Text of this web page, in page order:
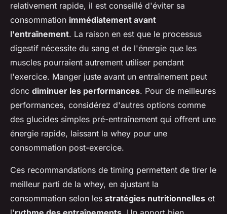
relativement rapide, il est conseillé d'éviter sa
consommation immédiatement avant
l'entraînement. La raison en est que le processus
digestif nécessite du sang et de l'énergie que les
muscles pourraient autrement utiliser pendant
l'exercice. Manger juste avant un entraînement peut
donc diminuer les performances. Pour de meilleures
performances, considérez d'autres options comme
des glucides simples pré-entraînement qui offrent une
énergie rapide, laissant la whey pour une
consommation post-exercice.
Ces recommandations de timing permettent de tirer le
meilleur parti de la whey, en ajustant la
consommation selon les stratégies nutritionnelles et